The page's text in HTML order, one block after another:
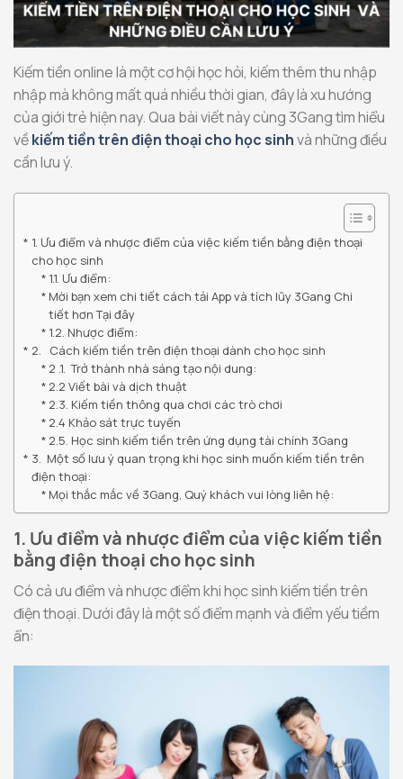
Kiếm tiền online là một cơ hội học hỏi, kiếm thêm thu nhập
nhập mà không mất quá nhiều thời gian, đây là xu hướng
của giới trẻ hiện nay. Qua bài viết này cùng 3Gang tìm hiểu
vềkiếm tiền trên điện thoại cho học sinhvà những điều
cần lưu ý.
1. Ưu điểm và nhược điểm của việc kiếm tiền bằng điện thoại
cho học sinh
1.1. Ưu điểm:
Mời bạn xem chi tiết cách tải App và tích lũy 3Gang Chi
tiết hơn Tại đây
1.2. Nhược điểm:
2. Cách kiếm tiền trên điện thoại dành cho học sinh
2 .1. Trở thành nhà sáng tạo nội dung:
2.2 Viết bài và dịch thuật
2.3. Kiếm tiền thông qua chơi các trò chơi
2.4 Khảo sát trực tuyến
2.5. Học sinh kiếm tiền trên ứng dụng tài chính 3Gang
3. Một số lưu ý quan trọng khi học sinh muốn kiếm tiền trên
điện thoại:
Mọi thắc mắc về 3Gang, Quý khách vui lòng liên hệ:
1. Ưu điểm và nhược điểm của việc kiếm tiền
bằng điện thoại cho học sinh
Có cả ưu điểm và nhược điểm khi học sinh kiếm tiền trên
điện thoại. Dưới đây là một số điểm mạnh và điểm yếu tiềm
ẩn: